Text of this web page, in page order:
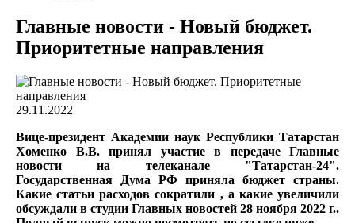
Главные новости - Новый бюджет.
Приоритетные направления
29.11.2022
Вице-президент Академии наук Республики Татарстан
Хоменко В.В. принял участие в передаче Главные
новости на телеканале "Татарстан-24".
Государственная Дума РФ приняла бюджет страны.
Какие статьи расходов сократили , а какие увеличили
обсуждали в студии Главных новостей 28 ноября 2022 г..